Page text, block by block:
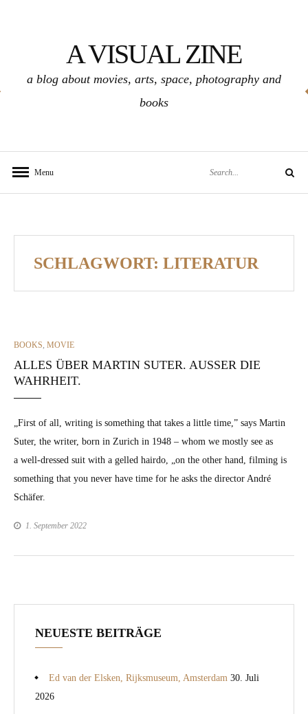
A VISUAL ZINE
a blog about movies, arts, space, photography and
books
Menu Search
SCHLAGWORT: LITERATUR
CATEGORIES
BOOKS, MOVIE
ALLES ÜBER MARTIN SUTER. AUSSER DIE
WAHRHEIT.
„First of all, writ­ing is some­thing that takes a lit­tle time,” says Mar­tin
Suter, the writer, born in Zurich in 1948 – whom we most­ly see as
a well-dressed suit with a gelled hair­do, „on the oth­er hand, film­ing is
some­thing that you nev­er have time for he asks the direc­tor André
Schäfer.
1. September 2022
NEUESTE BEITRÄGE
Ed van der Elsken, Rijksmuseum, Amsterdam 30. Juli
2026